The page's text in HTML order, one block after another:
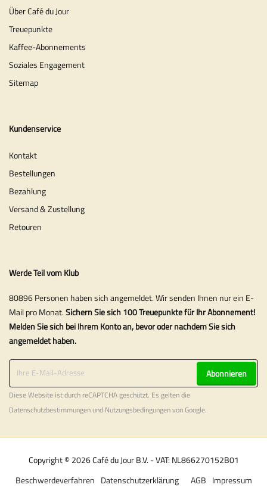
Über Café du Jour
Treuepunkte
Kaffee-Abonnements
Soziales Engagement
Sitemap
Kundenservice
Kontakt
Bestellungen
Bezahlung
Versand & Zustellung
Retouren
Werde Teil vom Klub
80896 Personen haben sich angemeldet. Wir senden Ihnen nur ein E-
Mail pro Monat.Sichern Sie sich 100 Treuepunkte für Ihr Abonnement!
Melden Sie sich bei Ihrem Konto an, bevor oder nachdem Sie sich
angemeldet haben.
Abonnieren
Diese Website ist durch reCAPTCHA geschützt. Es gelten die
Datenschutzbestimmungen und Nutzungsbedingungenvon Google.
Copyright © 2026 Café du Jour B.V. - VAT: NL866270152B01
Impressum
AGB
Datenschutzerklärung
Beschwerdeverfahren